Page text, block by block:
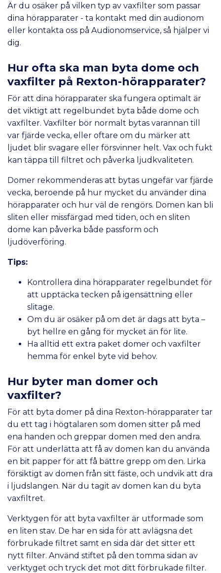
Är du osäker på vilken typ av vaxfilter som passar
dina hörapparater - ta kontakt med din audionom
eller kontakta oss på Audionomservice, så hjälper vi
dig.
Hur ofta ska man byta dome och
vaxfilter på Rexton-hörapparater?
För att dina hörapparater ska fungera optimalt är
det viktigt att regelbundet byta både dome och
vaxfilter. Vaxfilter bör normalt bytas varannan till
var fjärde vecka, eller oftare om du märker att
ljudet blir svagare eller försvinner helt. Vax och fukt
kan täppa till filtret och påverka ljudkvaliteten.
Domer rekommenderas att bytas ungefär var fjärde
vecka, beroende på hur mycket du använder dina
hörapparater och hur väl de rengörs. Domen kan bli
sliten eller missfärgad med tiden, och en sliten
dome kan påverka både passform och
ljudöverföring.
Tips:
Kontrollera dina hörapparater regelbundet för
att upptäcka tecken på igensättning eller
slitage.
Om du är osäker på om det är dags att byta –
byt hellre en gång för mycket än för lite.
Ha alltid ett extra paket domer och vaxfilter
hemma för enkel byte vid behov.
Hur byter man domer och
vaxfilter?
För att byta domer på dina Rexton-hörapparater tar
du ett tag i högtalaren som domen sitter på med
ena handen och greppar domen med den andra.
För att underlätta att få av domen kan du använda
en bit papper för att få bättre grepp om den. Lirka
försiktigt av domen från sitt fäste, och undvik att dra
i ljudslangen. När du tagit av domen kan du byta
vaxfiltret.
Verktygen för att byta vaxfilter är utformade som
en liten stav. De har en sida för att avlägsna det
förbrukade filtret samt en sida där det sitter ett
nytt filter. Använd stiftet på den tomma sidan av
verktyget och tryck det mot ditt förbrukade filter.